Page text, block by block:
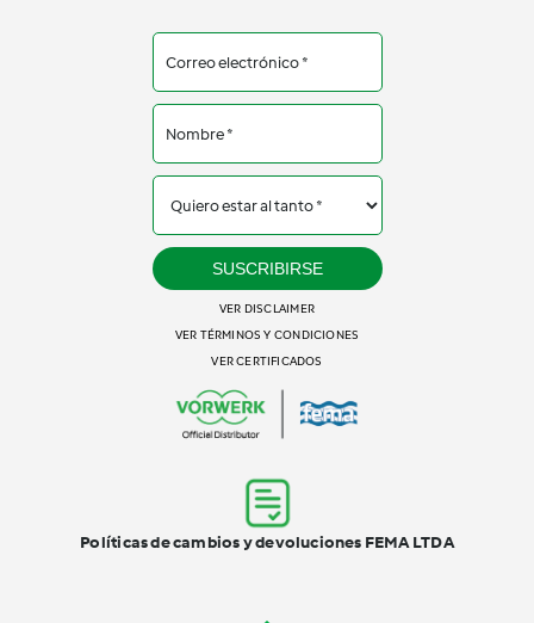
SUSCRIBIRSE
VER DISCLAIMER
VER TÉRMINOS Y CONDICIONES
VER CERTIFICADOS
Políticas de cambios y devoluciones FEMA LTDA